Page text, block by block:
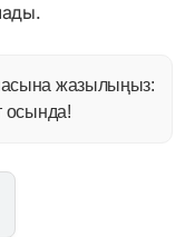
жазылыңыз:
осында!